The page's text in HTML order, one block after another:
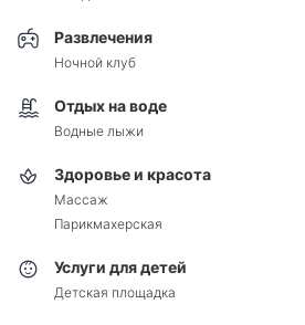
Развлечения
Ночной клуб
Отдых на воде
Водные лыжи
Здоровье и красота
Массаж
Парикмахерская
Услуги для детей
Детская площадка